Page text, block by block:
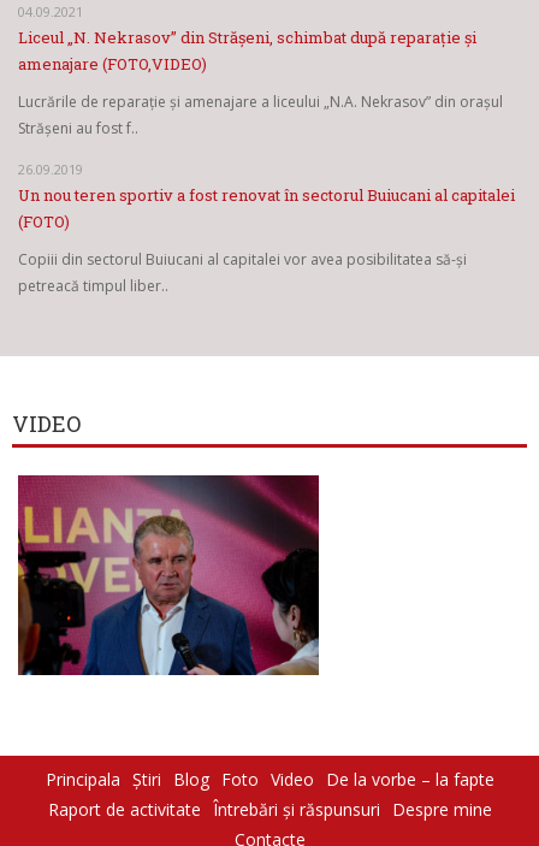
04.09.2021
Liceul „N. Nekrasov” din Strășeni, schimbat după reparație și
amenajare (FOTO,VIDEO)
Lucrările de reparație și amenajare a liceului „N.A. Nekrasov” din orașul
Strășeni au fost f..
26.09.2019
Un nou teren sportiv a fost renovat în sectorul Buiucani al capitalei
(FOTO)
Copiii din sectorul Buiucani al capitalei vor avea posibilitatea să-și
petreacă timpul liber..
VIDEO
Principala Știri Blog Foto Video
De la vorbe – la fapte
Raport de activitate Întrebări şi răspunsuri
Despre mine
Contacte